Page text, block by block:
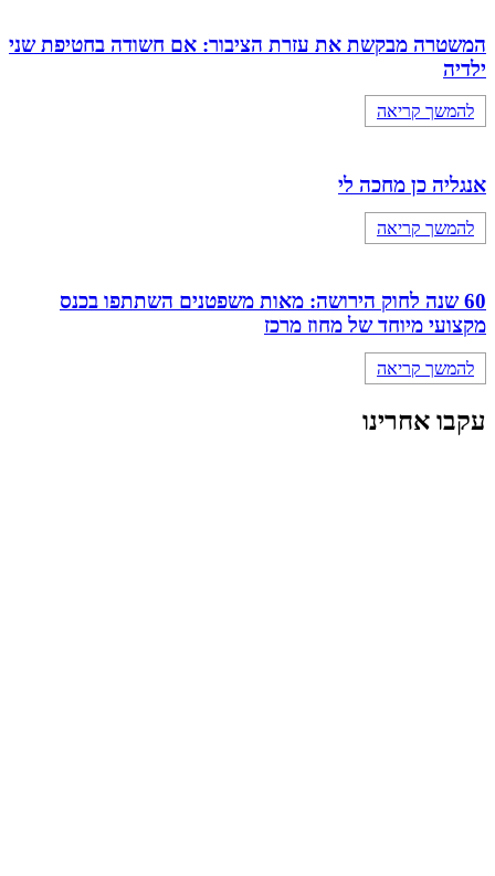
המשטרה מבקשת את עזרת הציבור: אם חשודה בחטיפת שני
ילדיה
להמשך קריאה
אנגליה כן מחכה לי
להמשך קריאה
60 שנה לחוק הירושה: מאות משפטנים השתתפו בכנס
מקצועי מיוחד של מחוז מרכז
להמשך קריאה
עקבו אחרינו